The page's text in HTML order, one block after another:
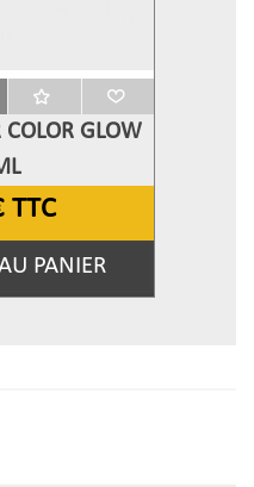
GLOW
TTC
PANIER